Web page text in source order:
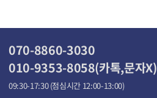
070-8860-3030
010-9353-8058(카톡,문자X)
09:30-17:30 (점심시간 12:00-13:00)